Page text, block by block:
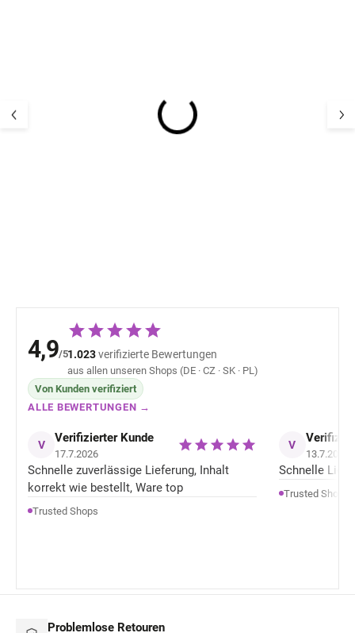
4,9/51.023verifizierte Bewertungen
aus allen unseren Shops (DE · CZ · SK · PL)
Von Kunden verifiziert
ALLE BEWERTUNGEN →
V Verifizierter Kunde
17.7.2026
Schnelle zuverlässige Lieferung, Inhalt
korrekt wie bestellt, Ware top
Trusted Shops
V
13.7.2026
Schnelle
Trusted Shops
Problemlose Retouren